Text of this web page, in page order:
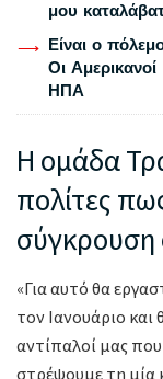
μου
Είναι ο
Οι
ΗΠΑ
Η ομάδα
πολίτες
σύγκρουση
«Για αυτό θα
τον Ιανουάριο και
αντίπαλοί μας που
στρέψουμε τη μία